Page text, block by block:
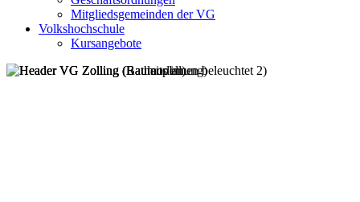
Mitgliedsgemeinden der VG
Volkshochschule
Kursangebote